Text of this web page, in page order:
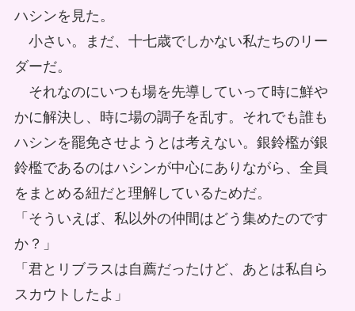
ハシンを見た。
小さい。まだ、十七歳でしかない私たちのリー
ダーだ。
それなのにいつも場を先導していって時に鮮や
かに解決し、時に場の調子を乱す。それでも誰も
ハシンを罷免させようとは考えない。銀鈴檻が銀
鈴檻であるのはハシンが中心にありながら、全員
をまとめる紐だと理解しているためだ。
「そういえば、私以外の仲間はどう集めたのです
か？」
「君とリブラスは自薦だったけど、あとは私自ら
スカウトしたよ」